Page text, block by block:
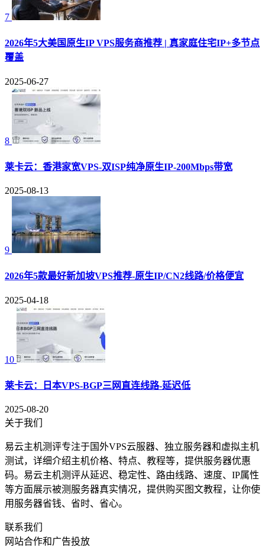
7
2026年5大美国原生IP VPS服务商推荐 | 真家庭住宅IP+多节点
覆盖
2025-06-27
8
莱卡云：香港家宽VPS-双ISP纯净原生IP-200Mbps带宽
2025-08-13
9
2026年5款最好新加坡VPS推荐-原生IP/CN2线路/价格便宜
2025-04-18
10
莱卡云：日本VPS-BGP三网直连线路-延迟低
2025-08-20
关于我们
易云主机测评专注于国外VPS云服器、独立服务器和虚拟主机
测试，详细介绍主机价格、特点、教程等，提供服务器优惠
码。易云主机测评从延迟、稳定性、路由线路、速度、IP属性
等方面展示被测服务器真实情况，提供购买图文教程，让你使
用服务器省钱、省时、省心。
联系我们
网站合作和广告投放